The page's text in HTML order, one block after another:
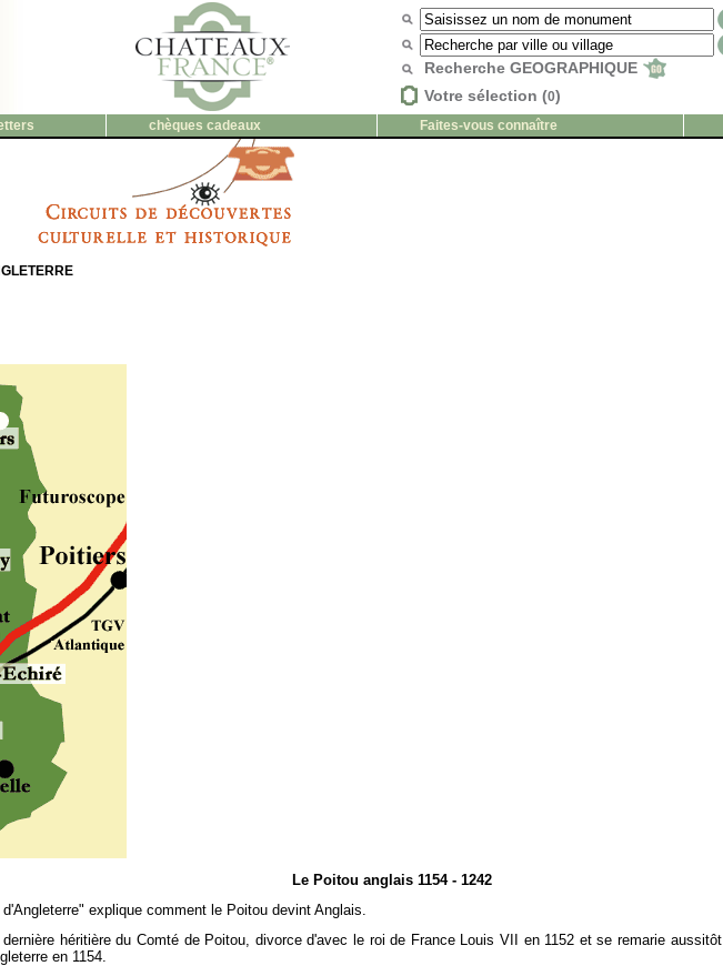
Recherche GEOGRAPHIQUE
Votre sélection (0)
chèques cadeaux Faites-vous connaître
Le Poitou anglais 1154 - 1242
explique comment le Poitou devint Anglais.
héritière du Comté de Poitou, divorce d'avec le roi de France Louis VII en 1152 et se remarie
en 1154.